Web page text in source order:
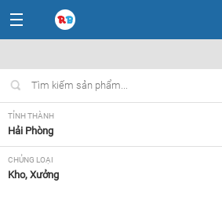
TỈNH THÀNH
Hải Phòng
CHỦNG LOẠI
Kho, Xưởng